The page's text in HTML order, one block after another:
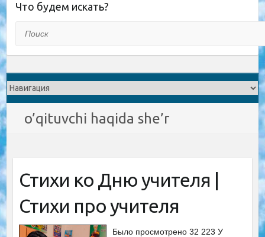
Что будем искать?
o’qituvchi haqida she’r
Стихи ко Дню учителя |
Стихи про учителя
Было просмотрено 32 223 У